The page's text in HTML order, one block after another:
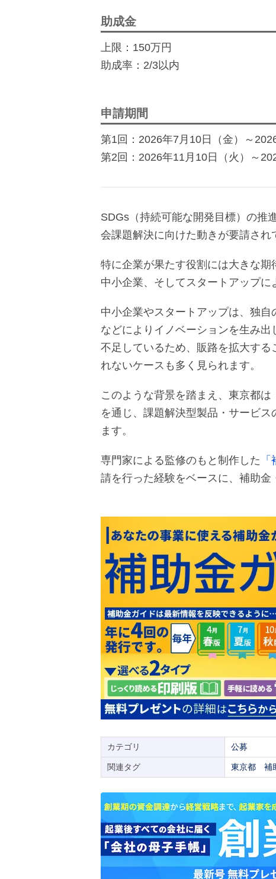
助成金
上限：150万円
助成率：2/3以内
申請期間
第1回：2026年7月10日（金）～
第2回：2026年11月10日（火）～
SDGs（持続可能な開発目標）の推
会課題解決に向けた動きが要請され
特に企業が果たす役割には大きな期
中小企業、そしてスタートアップに
中小企業やスタートアップは、独
などによりイノベーションを生み
不足しているため、販路を拡大す
れないケースも多く見られます。
このような背景を踏まえ、東京都は
を通じ、課題解決型製品・サービ
ます。
専門家による監修のもと制作した
請を行った経験をベースに、補助金
カテゴリ 公募
関連タグ 東京都 補